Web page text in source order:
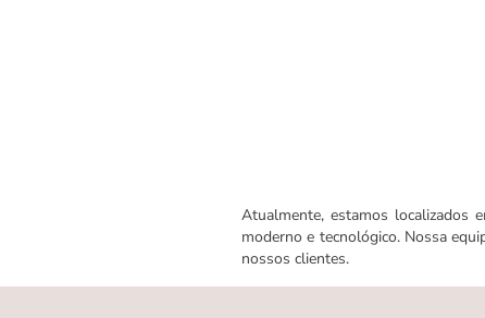
Atualmente, estamos localizados
moderno e tecnológico. Nossa
nossos clientes.